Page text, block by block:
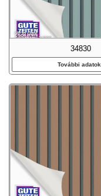
34830
További adatok